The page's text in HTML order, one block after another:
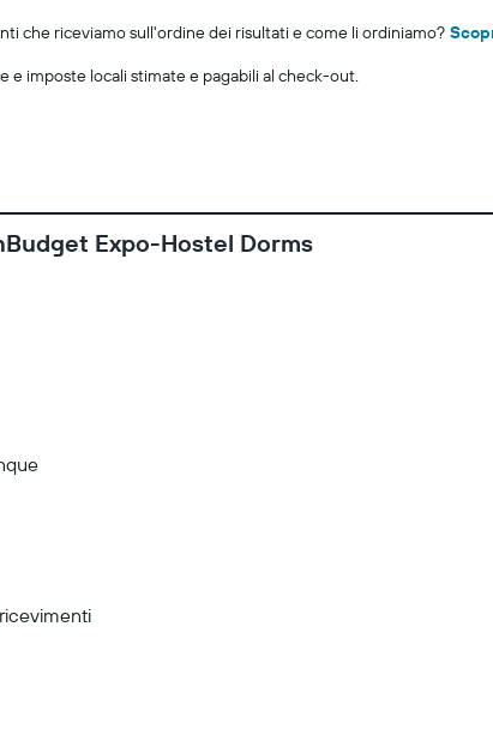
che riceviamo sull'ordine dei risultati e come li ordiniamo?
e imposte locali stimate e pagabili al check-out.
Expo-Hostel Dorms